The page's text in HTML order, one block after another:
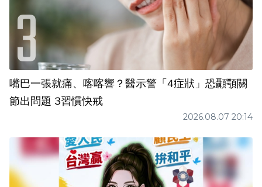
嘴巴一張就痛、喀喀響？醫示警「4症狀」恐顳顎關
節出問題 3習慣快戒
2026.08.07 20:14